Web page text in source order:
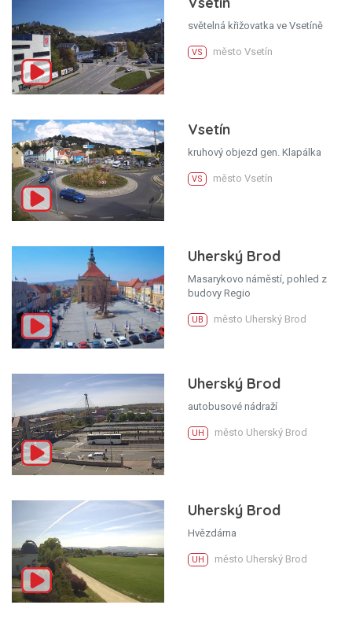
světelná křižovatka ve Vsetíně
VS město Vsetín
Vsetín
kruhový objezd gen. Klapálka
VS město Vsetín
Uherský Brod
Masarykovo náměstí, pohled z
budovy Regio
UB město Uherský Brod
Uherský Brod
autobusové nádraží
UH město Uherský Brod
Uherský Brod
Hvězdárna
UH město Uherský Brod